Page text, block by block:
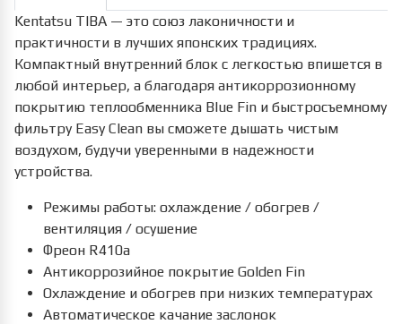
Kentatsu TIBA — это союз лаконичности и
практичности в лучших японских традициях.
Компактный внутренний блок с легкостью впишется в
любой интерьер, а благодаря антикоррозионному
покрытию теплообменника Blue Fin и быстросъемному
фильтру Easy Clean вы сможете дышать чистым
воздухом, будучи уверенными в надежности
устройства.
Режимы работы: охлаждение / обогрев /
вентиляция / осушение
Фреон R410а
Антикоррозийное покрытие Golden Fin
Охлаждение и обогрев при низких температурах
Автоматическое качание заслонок